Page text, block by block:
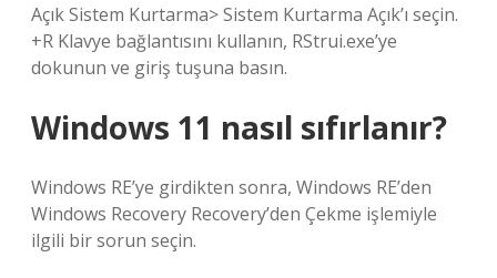
Açık Sistem Kurtarma> Sistem Kurtarma Açık’ı seçin.
+R Klavye bağlantısını kullanın, RStrui.exe’ye
dokunun ve giriş tuşuna basın.
Windows 11 nasıl sıfırlanır?
Windows RE’ye girdikten sonra, Windows RE’den
Windows Recovery Recovery’den Çekme işlemiyle
ilgili bir sorun seçin.